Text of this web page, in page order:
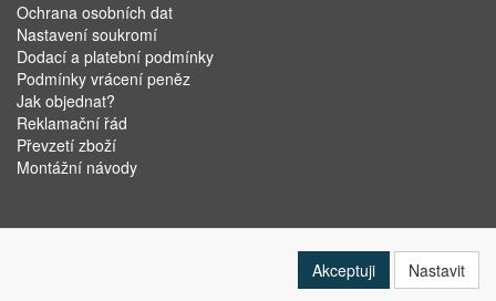
Ochrana osobních dat
Nastavení soukromí
Dodací a platební podmínky
Podmínky vrácení peněz
Jak objednat?
Reklamační řád
Převzetí zboží
Montážní návody
Akceptuji Nastavit